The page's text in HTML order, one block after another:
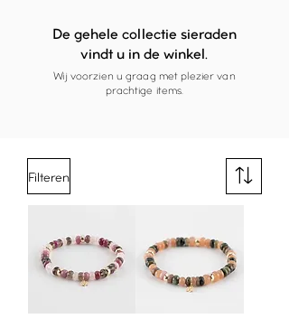
De gehele collectie sieraden
vindt u in de winkel.
Wij voorzien u graag met plezier van
prachtige items.
Filteren